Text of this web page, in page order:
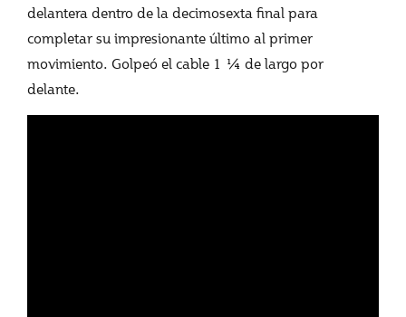
delantera dentro de la decimosexta final para
completar su impresionante último al primer
movimiento. Golpeó el cable 1 ¼ de largo por
delante.